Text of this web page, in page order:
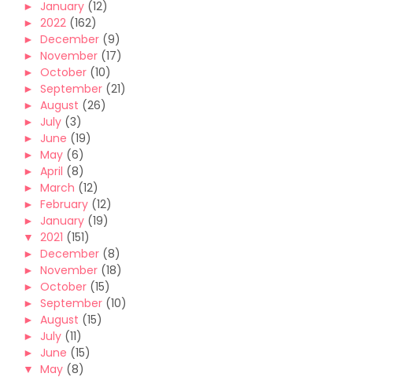
► January (12)
► 2022 (162)
► December (9)
► November (17)
► October (10)
► September (21)
► August (26)
► July (3)
► June (19)
► May (6)
► April (8)
► March (12)
► February (12)
► January (19)
▼ 2021 (151)
► December (8)
► November (18)
► October (15)
► September (10)
► August (15)
► July (11)
► June (15)
▼ May (8)